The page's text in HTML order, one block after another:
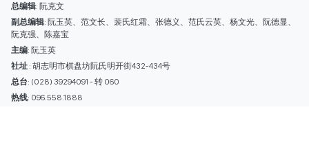
广告部
(028) 38334185
quangcaohoavan09@gmail.com;